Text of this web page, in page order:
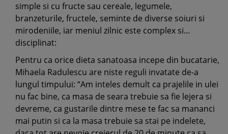
simple si cu fructe sau cereale, legumele,
branzeturile, fructele, seminte de diverse soiuri si
mirodeniile, iar meniul zilnic este complex si...
disciplinat:
Pentru ca orice dieta sanatoasa incepe din bucatarie,
Mihaela Radulescu are niste reguli invatate de-a
lungul timpului: “Am inteles demult ca prajelile in ulei
nu fac bine, ca masa de seara trebuie sa fie lejera si
devreme, ca gustarile dintre mese te fac sa mananci
mai putin si ca la masa trebuie sa stai pe indelete,